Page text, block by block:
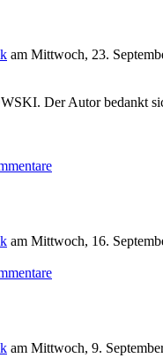
am Mittwoch, 23.
Der Autor bedankt
am Mittwoch, 16.
am Mittwoch, 9.